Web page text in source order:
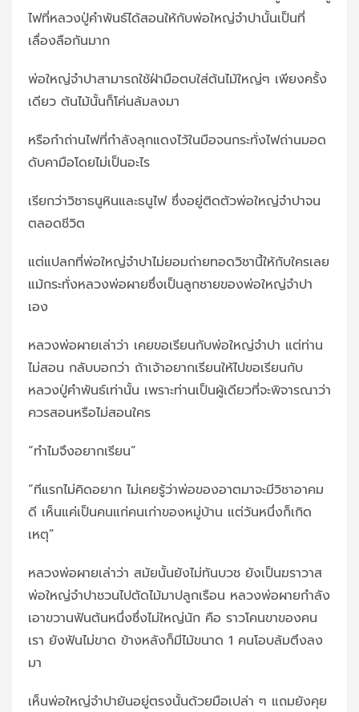
ไฟที่หลวงปู่คำพันธ์ได้สอนให้กับพ่อใหญ่จำปานั้นเป็นที่
เลื่องลือกันมาก
พ่อใหญ่จำปาสามารถใช้ฝ่ามือตบใส่ต้นไม้ใหญ่ๆ เพียงครั้ง
เดียว ต้นไม้นั้นก็โค่นล้มลงมา
หรือกำถ่านไฟที่กำลังลุกแดงไว้ในมือจนกระทั่งไฟถ่านมอด
ดับคามือโดยไม่เป็นอะไร
เรียกว่าวิชาธนูหินและธนูไฟ ซึ่งอยู่ติดตัวพ่อใหญ่จำปาจน
ตลอดชีวิต
แต่แปลกที่พ่อใหญ่จำปาไม่ยอมถ่ายทอดวิชานี้ให้กับใครเลย
แม้กระทั่งหลวงพ่อผายซึ่งเป็นลูกชายของพ่อใหญ่จำปา
เอง
หลวงพ่อผายเล่าว่า เคยขอเรียนกับพ่อใหญ่จำปา แต่ท่าน
ไม่สอน กลับบอกว่า ถ้าเจ้าอยากเรียนให้ไปขอเรียนกับ
หลวงปู่คำพันธ์เท่านั้น เพราะท่านเป็นผู้เดียวที่จะพิจารณาว่า
ควรสอนหรือไม่สอนใคร
“ทำไมจึงอยากเรียน”
“ทีแรกไม่คิดอยาก ไม่เคยรู้ว่าพ่อของอาตมาจะมีวิชาอาคม
ดี เห็นแค่เป็นคนแก่คนเก่าของหมู่บ้าน แต่วันหนึ่งก็เกิด
เหตุ”
หลวงพ่อผายเล่าว่า สมัยนั้นยังไม่ทันบวช ยังเป็นฆราวาส
พ่อใหญ่จำปาชวนไปตัดไม้มาปลูกเรือน หลวงพ่อผายกำลัง
เอาขวานฟันต้นหนึ่งซึ่งไม่ใหญ่นัก คือ ราวโคนขาของคน
เรา ยังฟันไม่ขาด ข้างหลังก็มีไม้ขนาด 1 คนโอบล้มตึงลง
มา
เห็นพ่อใหญ่จำปายันอยู่ตรงนั้นด้วยมือเปล่า ๆ แถมยังคุย